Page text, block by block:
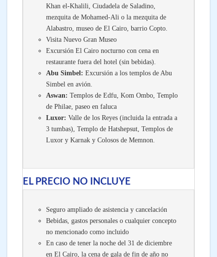
Khan el-Khalili, Ciudadela de Saladino,
mezquita de Mohamed-Ali o la mezquita de
Alabastro, museo de El Cairo, barrio Copto.
Visita Nuevo Gran Museo
Excursión El Cairo nocturno con cena en
restaurante fuera del hotel (sin bebidas).
Abu Simbel: Excursión a los templos de Abu
Simbel en avión.
Aswan: Templos de Edfu, Kom Ombo, Templo
de Philae, paseo en faluca
Luxor: Valle de los Reyes (incluida la entrada a
3 tumbas), Templo de Hatshepsut, Templos de
Luxor y Karnak y Colosos de Memnon.
EL PRECIO NO INCLUYE
Seguro ampliado de asistencia y cancelación
Bebidas, gastos personales o cualquier concepto
no mencionado como incluido
En caso de tener la noche del 31 de diciembre
en El Cairo, la cena de gala de fin de año no